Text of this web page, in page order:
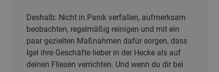
Deshalb: Nicht in Panik verfallen, aufmerksam
beobachten, regelmäßig reinigen und mit ein
paar gezielten Maßnahmen dafür sorgen, dass
Igel ihre Geschäfte lieber in der Hecke als auf
deinen Fliesen verrichten. Und wenn du dir bei